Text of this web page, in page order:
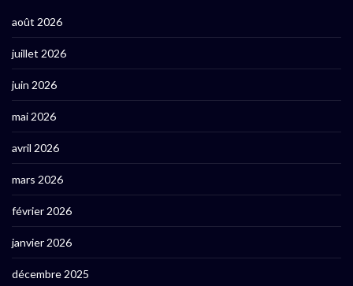
août 2026
juillet 2026
juin 2026
mai 2026
avril 2026
mars 2026
février 2026
janvier 2026
décembre 2025